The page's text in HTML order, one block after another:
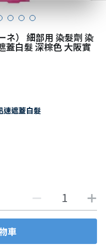
ネ） 細部用 染髮劑 染
蓋白髮 深棕色 大阪實
速遮蓋白髮
車